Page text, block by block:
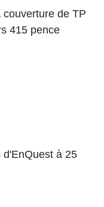
de TP
415 pence
à 25